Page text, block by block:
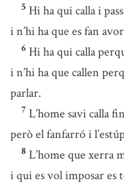
5 Hi ha qui calla i
i n’hi ha que es fan
6 Hi ha qui calla
i n’hi ha que callen
parlar.
7 L’home savi calla
però el fanfarró i
8 L’home que xerra
i qui es vol imposar es